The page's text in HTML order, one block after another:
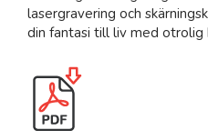
lasergravering och
din fantasi till liv med otrolig